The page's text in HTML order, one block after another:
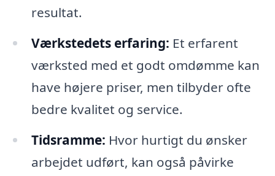
resultat.
Værkstedets erfaring: Et erfarent
værksted med et godt omdømme kan
have højere priser, men tilbyder ofte
bedre kvalitet og service.
Tidsramme: Hvor hurtigt du ønsker
arbejdet udført, kan også påvirke